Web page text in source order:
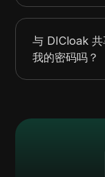
与 DICloak
我的密码吗？